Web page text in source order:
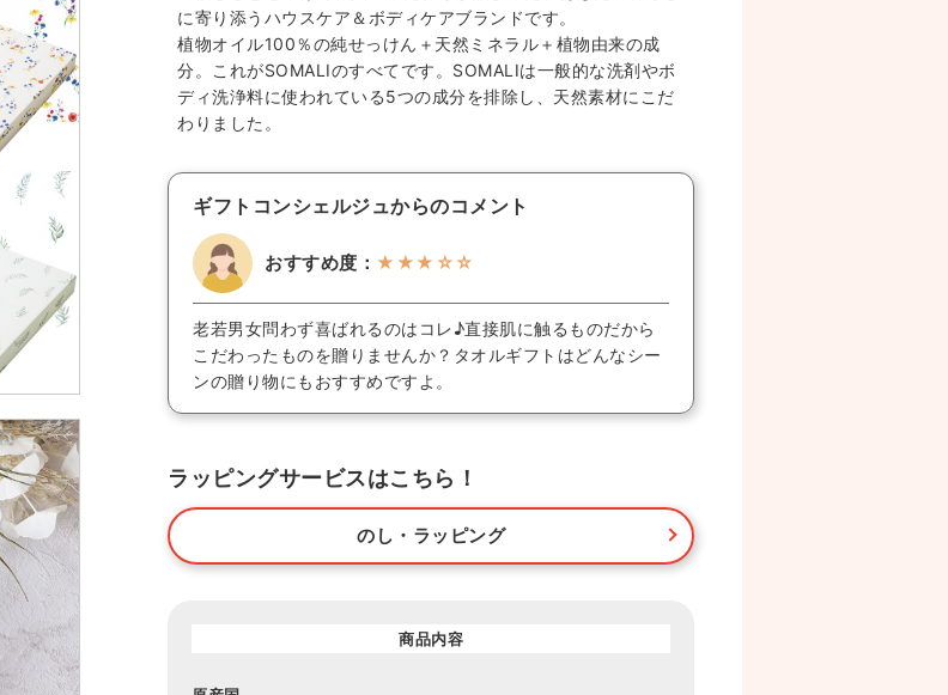
に寄り添うハウスケア＆ボディケアブランドです。
植物オイル100％の純せっけん＋天然ミネラル＋植物由来の成
分。これがSOMALIのすべてです。SOMALIは一般的な洗剤やボ
ディ洗浄料に使われている5つの成分を排除し、天然素材にこだ
わりました。
ギフトコンシェルジュからのコメント
おすすめ度： ★★★☆☆
老若男女問わず喜ばれるのはコレ♪直接肌に触るものだから
こだわったものを贈りませんか？タオルギフトはどんなシー
ンの贈り物にもおすすめですよ。
ラッピングサービスはこちら！
のし・ラッピング
商品内容